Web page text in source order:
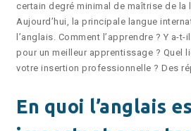
certain degré minimal de maîtrise de la
Aujourd’hui, la principale langue
l’anglais. Comment l’apprendre ? Y a-
pour un meilleur apprentissage ? Quel
votre insertion professionnelle ? Des
En quoi l’anglais